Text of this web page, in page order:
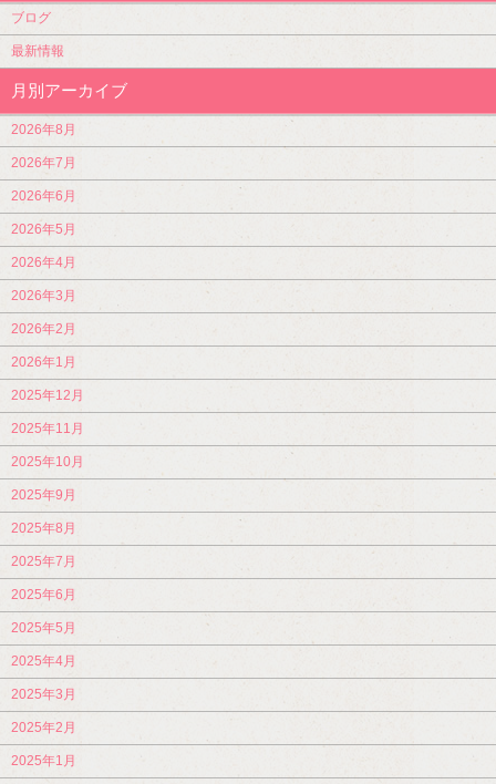
ブログ
最新情報
月別アーカイブ
2026年8月
2026年7月
2026年6月
2026年5月
2026年4月
2026年3月
2026年2月
2026年1月
2025年12月
2025年11月
2025年10月
2025年9月
2025年8月
2025年7月
2025年6月
2025年5月
2025年4月
2025年3月
2025年2月
2025年1月